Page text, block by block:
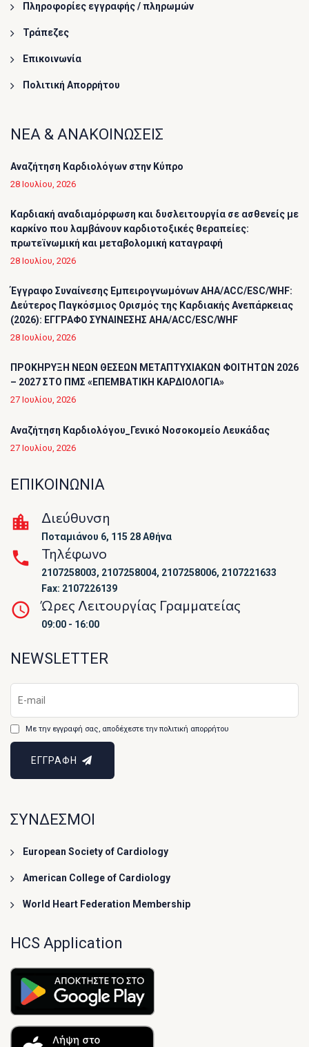
Πληροφορίες εγγραφής / πληρωμών
Τράπεζες
Επικοινωνία
Πολιτική Απορρήτου
ΝΕΑ & ΑΝΑΚΟΙΝΩΣΕΙΣ
Αναζήτηση Καρδιολόγων στην Κύπρο
28 Ιουλίου, 2026
Καρδιακή αναδιαμόρφωση και δυσλειτουργία σε ασθενείς με
καρκίνο που λαμβάνουν καρδιοτοξικές θεραπείες:
πρωτεϊνωμική και μεταβολομική καταγραφή
28 Ιουλίου, 2026
Έγγραφο Συναίνεσης Εμπειρογνωμόνων AHA/ACC/ESC/WHF:
Δεύτερος Παγκόσμιος Ορισμός της Καρδιακής Ανεπάρκειας
(2026): ΕΓΓΡΑΦΟ ΣΥΝΑΙΝΕΣΗΣ AHA/ACC/ESC/WHF
28 Ιουλίου, 2026
ΠΡΟΚΗΡΥΞΗ ΝΕΩΝ ΘΕΣΕΩΝ ΜΕΤΑΠΤΥΧΙΑΚΩΝ ΦΟΙΤΗΤΩΝ 2026
– 2027 ΣΤΟ ΠΜΣ «ΕΠΕΜΒΑΤΙΚΗ ΚΑΡΔΙΟΛΟΓΙΑ»
27 Ιουλίου, 2026
Αναζήτηση Καρδιολόγου_Γενικό Νοσοκομείο Λευκάδας
27 Ιουλίου, 2026
ΕΠΙΚΟΙΝΩΝΙΑ
Διεύθυνση
Ποταμιάνου 6, 115 28 Αθήνα
Τηλέφωνο
2107258003, 2107258004, 2107258006, 2107221633
Fax: 2107226139
Ώρες Λειτουργίας Γραμματείας
09:00 - 16:00
NEWSLETTER
Με την εγγραφή σας, αποδέχεστε την πολιτική απορρήτου
ΕΓΓΡΑΦΗ
ΣΥΝΔΕΣΜΟΙ
European Society of Cardiology
American College of Cardiology
World Heart Federation Membership
HCS Application